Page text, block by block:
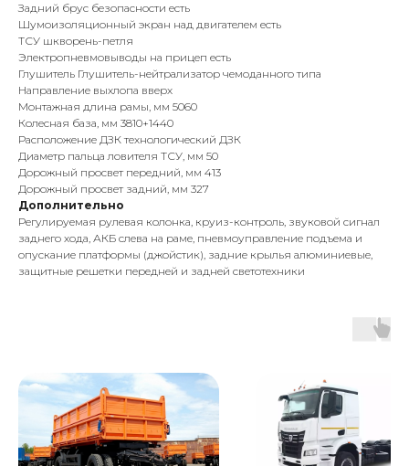
Задний брус безопасности есть
Шумоизоляционный экран над двигателем есть
ТСУ шкворень-петля
Электропневмовыводы на прицеп есть
Глушитель Глушитель-нейтрализатор чемоданного типа
Направление выхлопа вверх
Монтажная длина рамы, мм 5060
Колесная база, мм 3810+1440
Расположение ДЗК технологический ДЗК
Диаметр пальца ловителя ТСУ, мм 50
Дорожный просвет передний, мм 413
Дорожный просвет задний, мм 327
Дополнительно
Регулируемая рулевая колонка, круиз-контроль, звуковой сигнал
заднего хода, АКБ слева на раме, пневмоуправление подъема и
опускание платформы (джойстик), задние крылья алюминиевые,
защитные решетки передней и задней светотехники